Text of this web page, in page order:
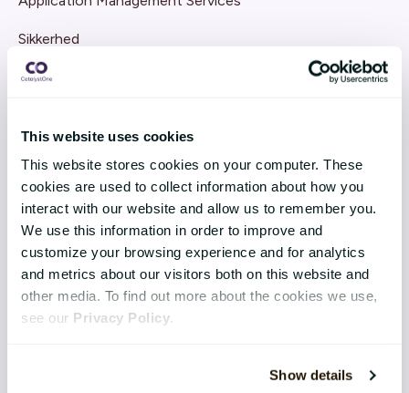
This website uses cookies
This website stores cookies on your computer. These
cookies are used to collect information about how you
interact with our website and allow us to remember you.
We use this information in order to improve and
customize your browsing experience and for analytics
and metrics about our visitors both on this website and
other media. To find out more about the cookies we use,
see our Privacy Policy.
Show details
Sikkerhed
Integration
Udvikling & Innovation
CATALYSTONE FOR
Senior Management